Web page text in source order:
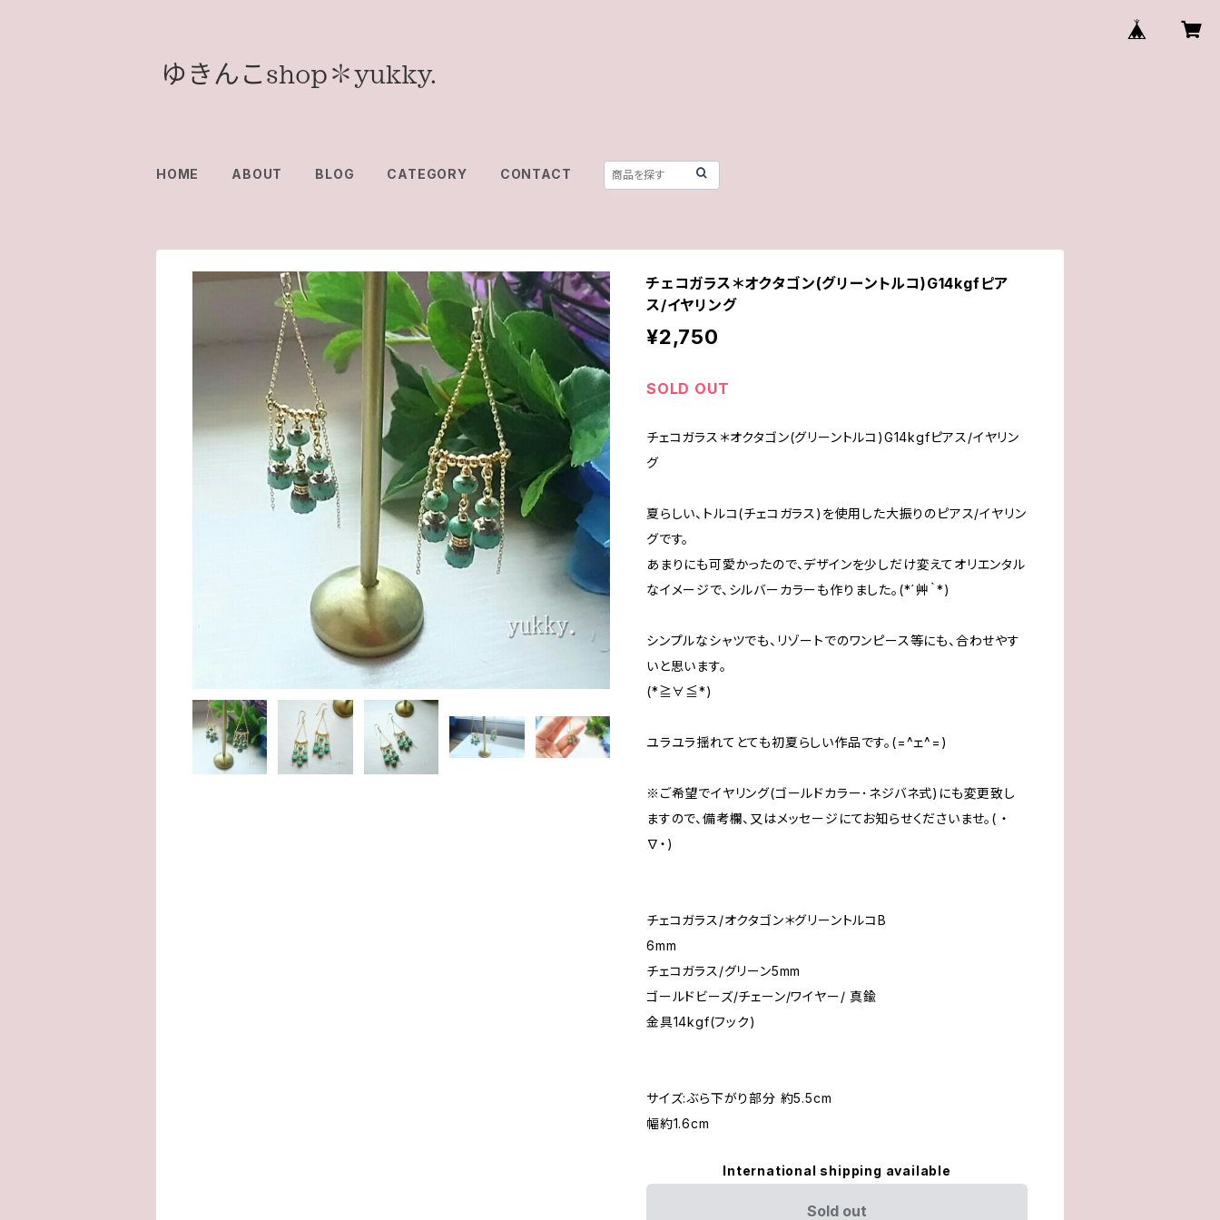
HOME ABOUT BLOG CATEGORY CONTACT
チェコガラス＊オクタゴン(グリーントルコ)G14kgfピア
ス/イヤリング
¥2,750
SOLD OUT
チェコガラス＊オクタゴン(グリーントルコ)G14kgfピアス/イヤリン
グ
夏らしい、トルコ(チェコガラス)を使用した大振りのピアス/イヤリン
グです。
あまりにも可愛かったので、デザインを少しだけ変えてオリエンタル
なイメージで、シルバーカラーも作りました。(*´艸｀*)
シンプルなシャツでも、リゾートでのワンピース等にも、合わせやす
いと思います。
(*≧∀≦*)
ユラユラ揺れてとても初夏らしい作品です。(=^ェ^=)
※ご希望でイヤリング(ゴールドカラー･ネジバネ式)にも変更致し
ますので、備考欄、又はメッセージにてお知らせくださいませ。( ・
∇・)
チェコガラス/オクタゴン＊グリーントルコB
6mm
チェコガラス/グリーン5mm
ゴールドビーズ/チェーン/ワイヤー/ 真鍮
金具14kgf(フック)
サイズ:ぶら下がり部分 約5.5cm
幅約1.6cm
International shipping available
Sold out